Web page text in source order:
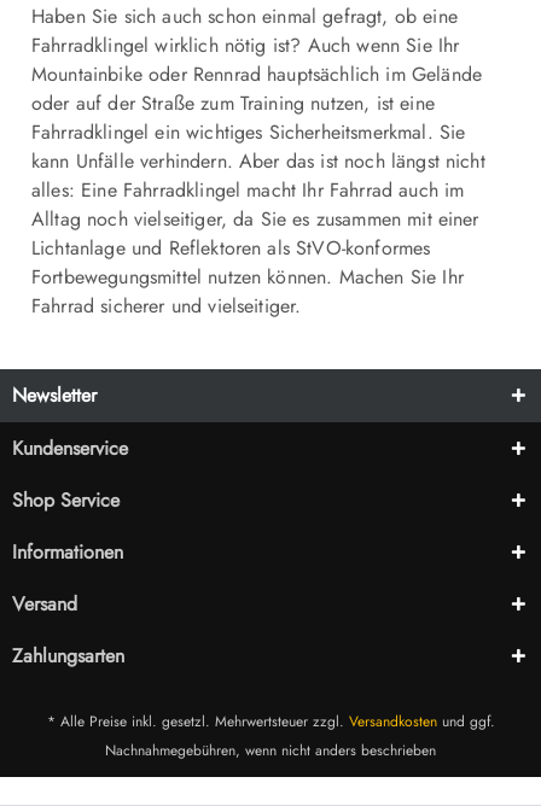
Haben Sie sich auch schon einmal gefragt, ob eine
Fahrradklingel wirklich nötig ist? Auch wenn Sie Ihr
Mountainbike oder Rennrad hauptsächlich im Gelände
oder auf der Straße zum Training nutzen, ist eine
Fahrradklingel ein wichtiges Sicherheitsmerkmal. Sie
kann Unfälle verhindern. Aber das ist noch längst nicht
alles: Eine Fahrradklingel macht Ihr Fahrrad auch im
Alltag noch vielseitiger, da Sie es zusammen mit einer
Lichtanlage und Reflektoren als StVO-konformes
Fortbewegungsmittel nutzen können. Machen Sie Ihr
Fahrrad sicherer und vielseitiger.
Newsletter
Kundenservice
Shop Service
Informationen
Versand
Zahlungsarten
* Alle Preise inkl. gesetzl. Mehrwertsteuer zzgl. Versandkostenund ggf.
Nachnahmegebühren, wenn nicht anders beschrieben